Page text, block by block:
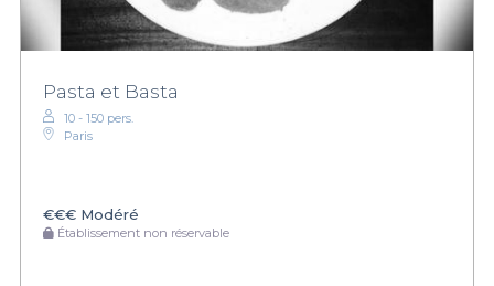
Pasta et Basta
10 - 150 pers.
Paris
€€€ Modéré
Établissement non réservable